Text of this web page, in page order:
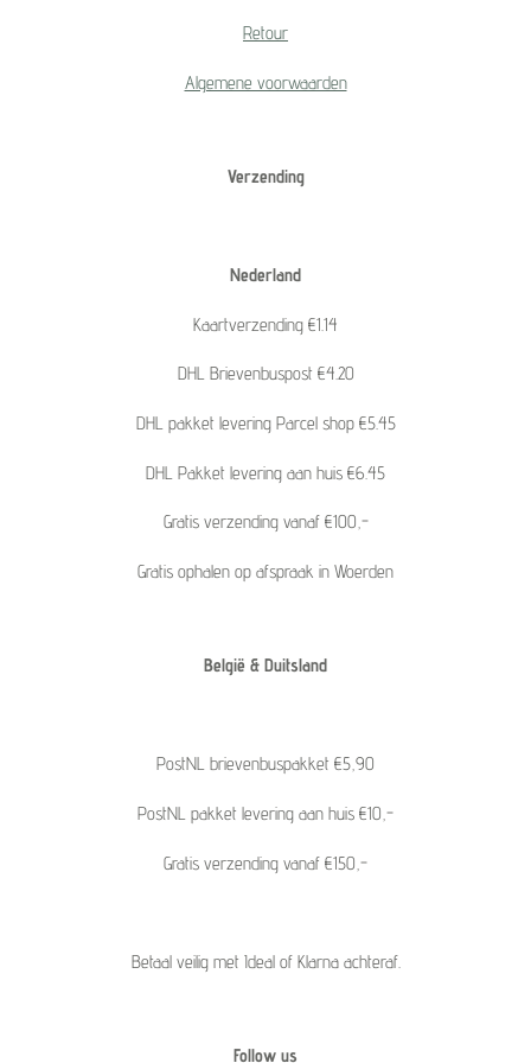
Retour
Algemene voorwaarden
Verzending
Nederland
Kaartverzending €1.14
DHL Brievenbuspost €4.20
DHL pakket levering Parcel shop €5.45
DHL Pakket levering aan huis €6.45
Gratis verzending vanaf €100,-
Gratis ophalen op afspraak in Woerden
België & Duitsland
PostNL brievenbuspakket €5,90
PostNL pakket levering aan huis €10,-
Gratis verzending vanaf €150,-
Betaal veilig met Ideal of Klarna achteraf.
Follow us